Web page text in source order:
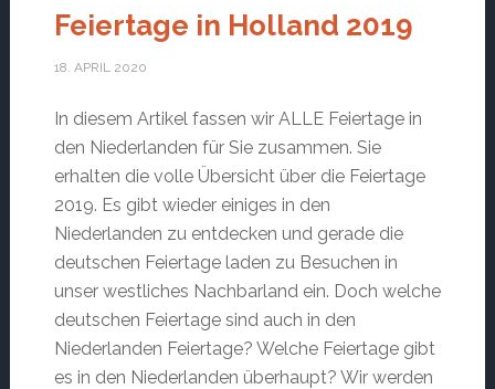
Feiertage in Holland 2019
18. APRIL 2020
In diesem Artikel fassen wir ALLE Feiertage in
den Niederlanden für Sie zusammen. Sie
erhalten die volle Übersicht über die Feiertage
2019. Es gibt wieder einiges in den
Niederlanden zu entdecken und gerade die
deutschen Feiertage laden zu Besuchen in
unser westliches Nachbarland ein. Doch welche
deutschen Feiertage sind auch in den
Niederlanden Feiertage? Welche Feiertage gibt
es in den Niederlanden überhaupt? Wir werden